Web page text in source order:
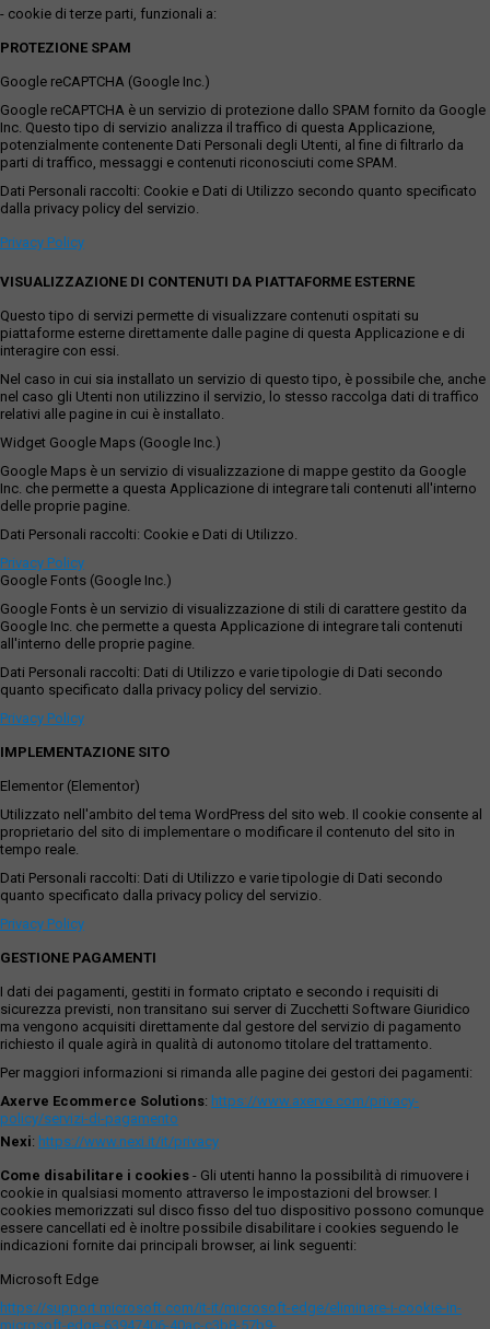
- cookie di terze parti, funzionali a:
PROTEZIONE SPAM
Google reCAPTCHA (Google Inc.)
Google reCAPTCHA è un servizio di protezione dallo SPAM fornito da Google
Inc. Questo tipo di servizio analizza il traffico di questa Applicazione,
potenzialmente contenente Dati Personali degli Utenti, al fine di filtrarlo da
parti di traffico, messaggi e contenuti riconosciuti come SPAM.
Dati Personali raccolti: Cookie e Dati di Utilizzo secondo quanto specificato
dalla privacy policy del servizio.
Privacy Policy
VISUALIZZAZIONE DI CONTENUTI DA PIATTAFORME ESTERNE
Questo tipo di servizi permette di visualizzare contenuti ospitati su
piattaforme esterne direttamente dalle pagine di questa Applicazione e di
interagire con essi.
Nel caso in cui sia installato un servizio di questo tipo, è possibile che, anche
nel caso gli Utenti non utilizzino il servizio, lo stesso raccolga dati di traffico
relativi alle pagine in cui è installato.
Widget Google Maps (Google Inc.)
Google Maps è un servizio di visualizzazione di mappe gestito da Google
Inc. che permette a questa Applicazione di integrare tali contenuti all'interno
delle proprie pagine.
Dati Personali raccolti: Cookie e Dati di Utilizzo.
Privacy Policy
Google Fonts (Google Inc.)
Google Fonts è un servizio di visualizzazione di stili di carattere gestito da
Google Inc. che permette a questa Applicazione di integrare tali contenuti
all'interno delle proprie pagine.
Dati Personali raccolti: Dati di Utilizzo e varie tipologie di Dati secondo
quanto specificato dalla privacy policy del servizio.
Privacy Policy
IMPLEMENTAZIONE SITO
Elementor (Elementor)
Utilizzato nell'ambito del tema WordPress del sito web. Il cookie consente al
proprietario del sito di implementare o modificare il contenuto del sito in
tempo reale.
Dati Personali raccolti: Dati di Utilizzo e varie tipologie di Dati secondo
quanto specificato dalla privacy policy del servizio.
Privacy Policy
GESTIONE PAGAMENTI
I dati dei pagamenti, gestiti in formato criptato e secondo i requisiti di
sicurezza previsti, non transitano sui server di Zucchetti Software Giuridico
ma vengono acquisiti direttamente dal gestore del servizio di pagamento
richiesto il quale agirà in qualità di autonomo titolare del trattamento.
Per maggiori informazioni si rimanda alle pagine dei gestori dei pagamenti:
Axerve Ecommerce Solutions: https://www.axerve.com/privacy-
policy/servizi-di-pagamento
Nexi: https://www.nexi.it/it/privacy
Come disabilitare i cookies - Gli utenti hanno la possibilità di rimuovere i
cookie in qualsiasi momento attraverso le impostazioni del browser. I
cookies memorizzati sul disco fisso del tuo dispositivo possono comunque
essere cancellati ed è inoltre possibile disabilitare i cookies seguendo le
indicazioni fornite dai principali browser, ai link seguenti:
Microsoft Edge
https://support.microsoft.com/it-it/microsoft-edge/eliminare-i-cookie-in-
microsoft-edge-63947406-40ac-c3b8-57b9-